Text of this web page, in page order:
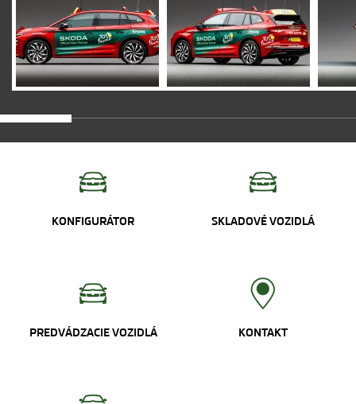
KONFIGURÁTOR SKLADOVÉ VOZIDLÁ
PREDVÁDZACIE VOZIDLÁ KONTAKT